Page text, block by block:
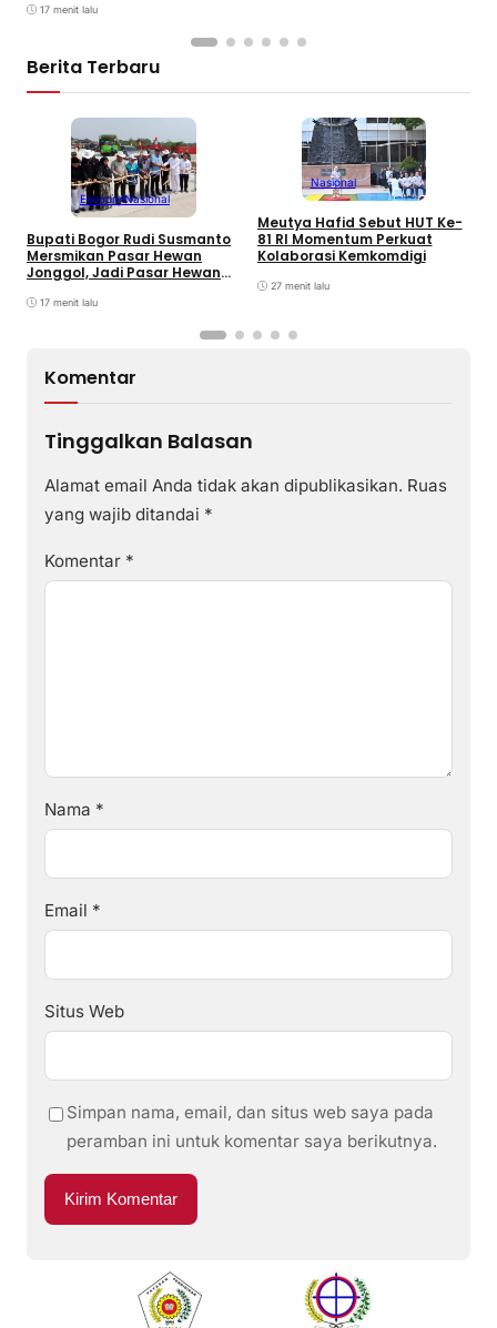
17 menit lalu
Berita Terbaru
EkonomiNasional
Bupati Bogor Rudi Susmanto
Mersmikan Pasar Hewan
Jonggol, Jadi Pasar Hewan
17 menit lalu
Nasional
Meutya Hafid Sebut HUT Ke-
81 RI Momentum Perkuat
Kolaborasi Kemkomdigi
27 menit lalu
Komentar
Tinggalkan Balasan
Alamat email Anda tidak akan dipublikasikan. Ruas
yang wajib ditandai *
Komentar *
Nama *
Email *
Situs Web
Simpan nama, email, dan situs web saya pada
peramban ini untuk komentar saya berikutnya.